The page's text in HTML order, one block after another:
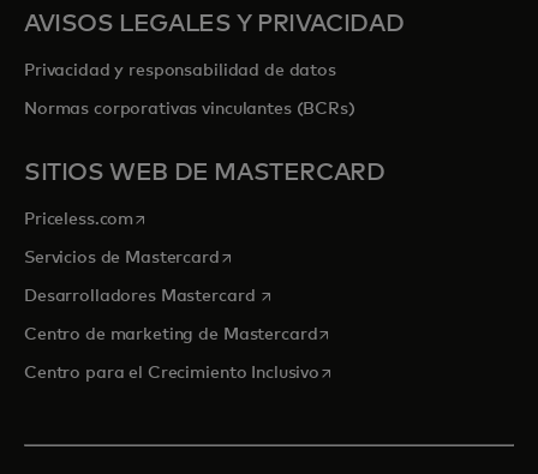
AVISOS LEGALES Y PRIVACIDAD
Privacidad y responsabilidad de datos
Normas corporativas vinculantes (BCRs)
SITIOS WEB DE MASTERCARD
Priceless.com se abre en una pestaña nueva
Servicios de Mastercardse abre en una pestaña nueva
Desarrolladores Mastercard se abre en una pestaña nueva
Centro de marketing de Mastercardse abre en una pestaña
Centro para el Crecimiento Inclusivose abre en una pestaña